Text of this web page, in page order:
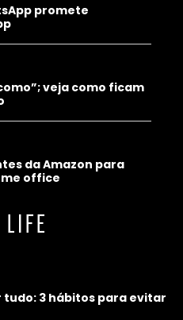
promete
veja como ficam
da Amazon para
office
tudo: 3 hábitos para evitar